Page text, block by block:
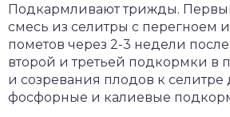
Подкармливают трижды.
смесь из селитры с перегноем
пометов через 2-3 недели
второй и третьей подкормки в
и созревания плодов к селитре
фосфорные и калиевые